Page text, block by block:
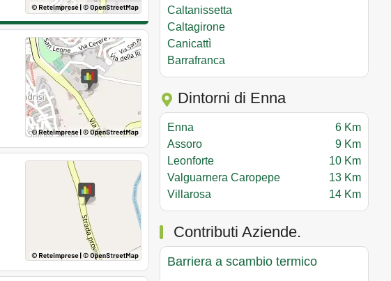
Caltanissetta
Caltagirone
Canicattì
Barrafranca
Dintorni di Enna
Enna
6 Km
Assoro
9 Km
Leonforte
10 Km
Valguarnera Caropepe
13 Km
Villarosa
14 Km
Contributi Aziende.
Barriera a scambio termico